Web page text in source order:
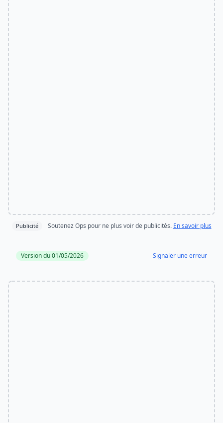
Publicité Soutenez Ops pour ne plus voir de publicités. En savoir plus
Version du 01/05/2026 Signaler une erreur